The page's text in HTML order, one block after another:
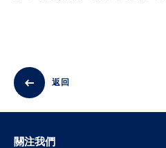
返回
關注我們